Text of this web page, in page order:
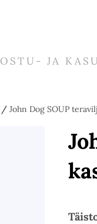
OSTU- JA
/ John Dog SOUP